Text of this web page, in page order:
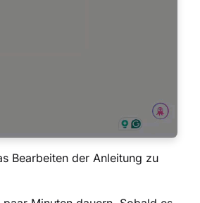
Bearbeiten der Anleitung zu